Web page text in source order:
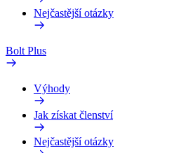
Nejčastější otázky
Bolt Plus
Výhody
Jak získat členství
Nejčastější otázky